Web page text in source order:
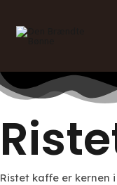
Ristet kaffe er kernen